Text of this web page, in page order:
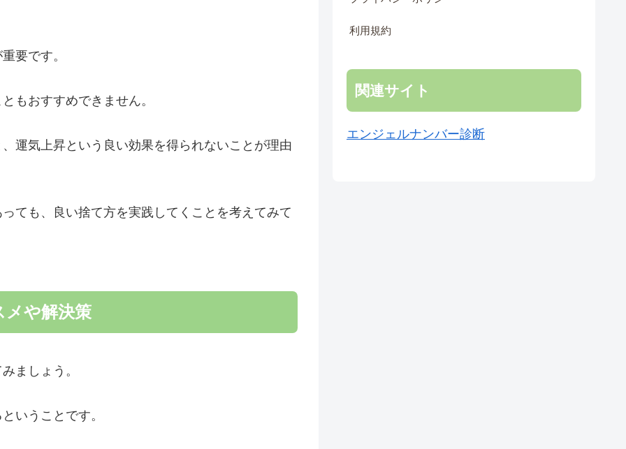
要です。
もおすすめできません。
運気上昇という良い効果を得られないことが理由
ても、良い捨て方を実践してくことを考えてみて
メや解決策
ましょう。
いうことです。
利用規約
関連サイト
エンジェルナンバー診断